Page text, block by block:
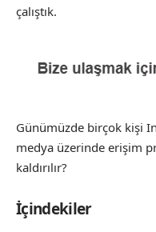
çalıştık.
Günümüzde birçok kişi
medya üzerinde erişim
kaldırılır?
İçindekiler